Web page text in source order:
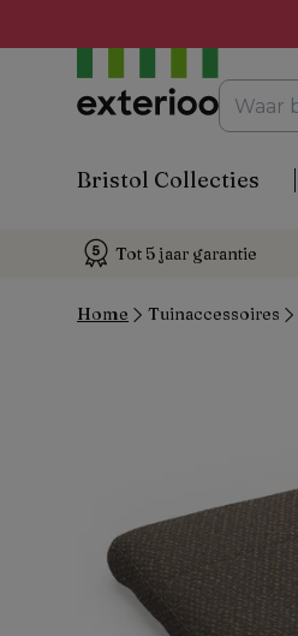
Bristol Collecties
Tot 5 jaar garantie
Home Tuinaccessoires